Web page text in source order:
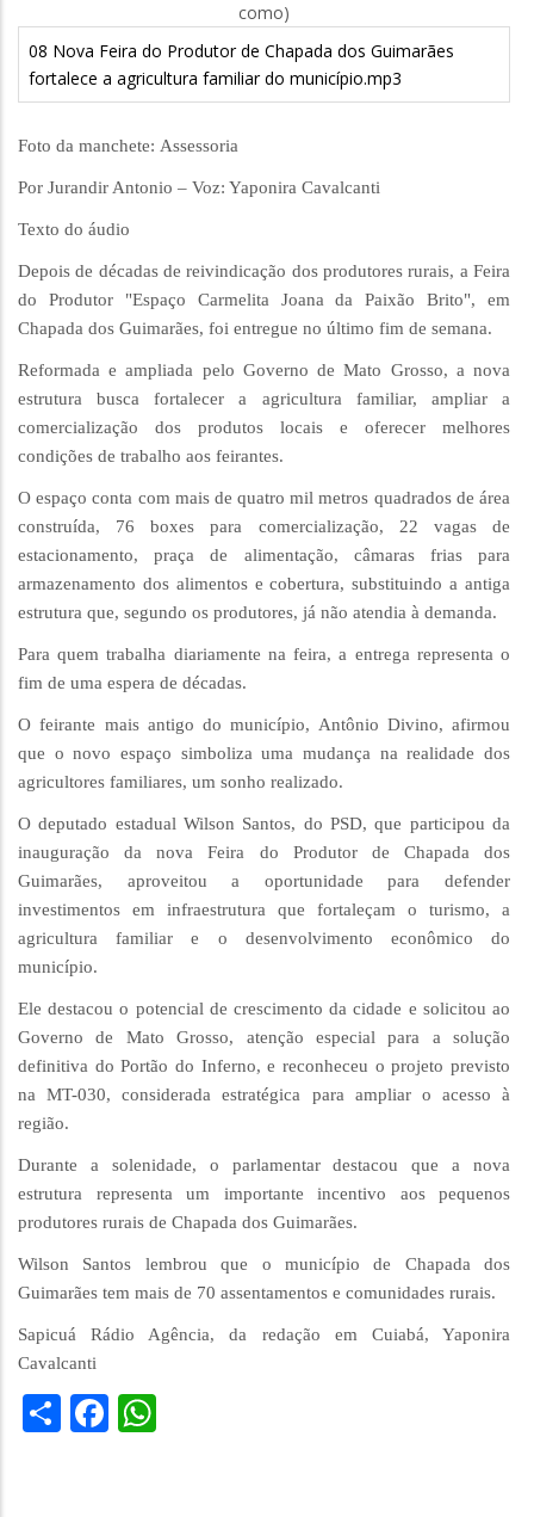
como)
08 Nova Feira do Produtor de Chapada dos Guimarães
fortalece a agricultura familiar do município.mp3
Foto da manchete: Assessoria
Por Jurandir Antonio – Voz: Yaponira Cavalcanti
Texto do áudio
Depois de décadas de reivindicação dos produtores rurais, a Feira
do Produtor "Espaço Carmelita Joana da Paixão Brito", em
Chapada dos Guimarães, foi entregue no último fim de semana.
Reformada e ampliada pelo Governo de Mato Grosso, a nova
estrutura busca fortalecer a agricultura familiar, ampliar a
comercialização dos produtos locais e oferecer melhores
condições de trabalho aos feirantes.
O espaço conta com mais de quatro mil metros quadrados de área
construída, 76 boxes para comercialização, 22 vagas de
estacionamento, praça de alimentação, câmaras frias para
armazenamento dos alimentos e cobertura, substituindo a antiga
estrutura que, segundo os produtores, já não atendia à demanda.
Para quem trabalha diariamente na feira, a entrega representa o
fim de uma espera de décadas.
O feirante mais antigo do município, Antônio Divino, afirmou
que o novo espaço simboliza uma mudança na realidade dos
agricultores familiares, um sonho realizado.
O deputado estadual Wilson Santos, do PSD, que participou da
inauguração da nova Feira do Produtor de Chapada dos
Guimarães, aproveitou a oportunidade para defender
investimentos em infraestrutura que fortaleçam o turismo, a
agricultura familiar e o desenvolvimento econômico do
município.
Ele destacou o potencial de crescimento da cidade e solicitou ao
Governo de Mato Grosso, atenção especial para a solução
definitiva do Portão do Inferno, e reconheceu o projeto previsto
na MT-030, considerada estratégica para ampliar o acesso à
região.
Durante a solenidade, o parlamentar destacou que a nova
estrutura representa um importante incentivo aos pequenos
produtores rurais de Chapada dos Guimarães.
Wilson Santos lembrou que o município de Chapada dos
Guimarães tem mais de 70 assentamentos e comunidades rurais.
Sapicuá Rádio Agência, da redação em Cuiabá, Yaponira
Cavalcanti
ShareFacebook